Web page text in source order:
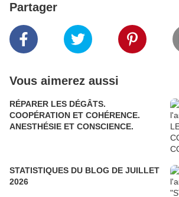
Partager
Vous aimerez aussi
RÉPARER LES DÉGÂTS.
COOPÉRATION ET COHÉRENCE.
ANESTHÉSIE ET CONSCIENCE.
STATISTIQUES DU BLOG DE JUILLET
2026